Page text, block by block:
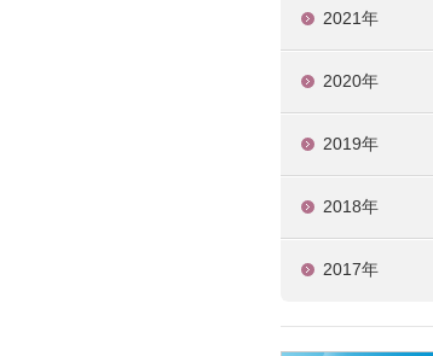
2021年
2020年
2019年
2018年
2017年